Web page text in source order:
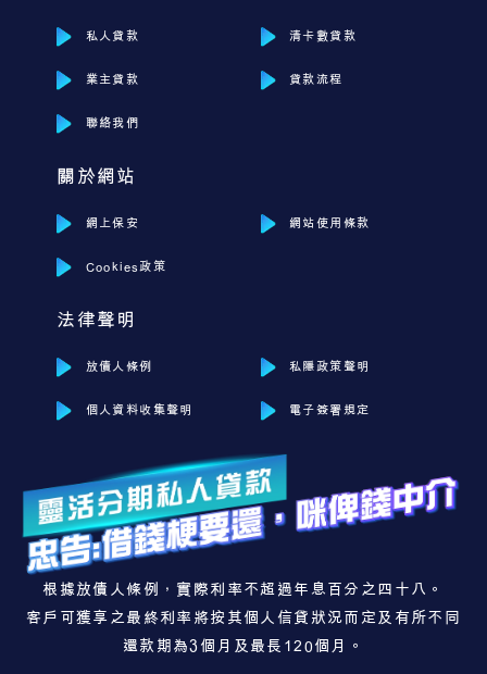
私人貸款 清卡數貸款
業主貸款 貸款流程
聯絡我們
關於網站
網上保安 網站使用條款
Cookies政策
法律聲明
放債人條例 私隱政策聲明
個人資料收集聲明 電子簽署規定
根據放債人條例，實際利率不超過年息百分之四十八。
客戶可獲享之最終利率將按其個人信貸狀況而定及有所不同
還款期為3個月及最長120個月。